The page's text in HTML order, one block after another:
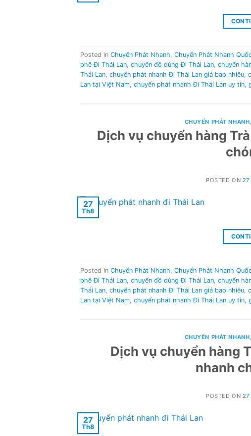
Posted in Chuyển Phát Nhanh Chuyển Phát Nhanh
phê Đi Thái Lan chuyển đồ dùng Đi Thái Lan chuyển
Thái Lan chuyển phát nhanh Đi Thái Lan giá bao nhiêu
Lan tại Việt Nam chuyển phát nhanh Đi Thái Lan uy tín
CHUYỂN PHÁT NHANH
Dịch vụ chuyển hàng
POSTED ON 27
27
Th8
Posted in Chuyển Phát Nhanh Chuyển Phát Nhanh
phê Đi Thái Lan chuyển đồ dùng Đi Thái Lan chuyển
Thái Lan chuyển phát nhanh Đi Thái Lan giá bao nhiêu
Lan tại Việt Nam chuyển phát nhanh Đi Thái Lan uy tín
CHUYỂN PHÁT NHANH
Dịch vụ chuyển hàng
nhanh
POSTED ON 27
27
Th8